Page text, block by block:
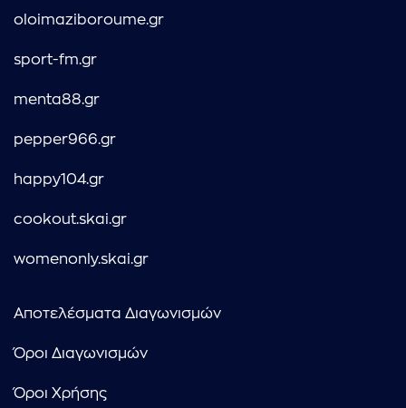
oloimaziboroume.gr
sport-fm.gr
menta88.gr
pepper966.gr
happy104.gr
cookout.skai.gr
womenonly.skai.gr
Αποτελέσματα Διαγωνισμών
Όροι Διαγωνισμών
Όροι Χρήσης